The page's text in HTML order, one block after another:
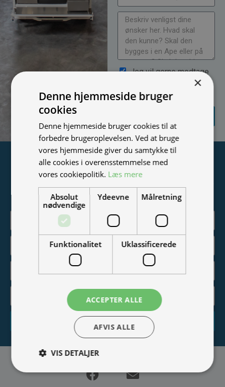
Jeg vil gerne modtage
nyheder på mail (bare rolig,
vi spammer ikke)
Tilmeld nyhedsmail
Vær blandt de første til at modtage info om nye produkter,
tilbud, events og udstillinger.
×
Denne hjemmeside bruger
cookies
Denne hjemmeside bruger cookies til at
forbedre brugeroplevelsen. Ved at bruge
vores hjemmeside giver du samtykke til
alle cookies i overensstemmelse med
vores cookiepolitik. Læs mere
Absolut
nødvendige
Ydeevne Målretning
Funktionalitet Uklassificerede
ACCEPTER ALLE
AFVIS ALLE
VIS DETALJER